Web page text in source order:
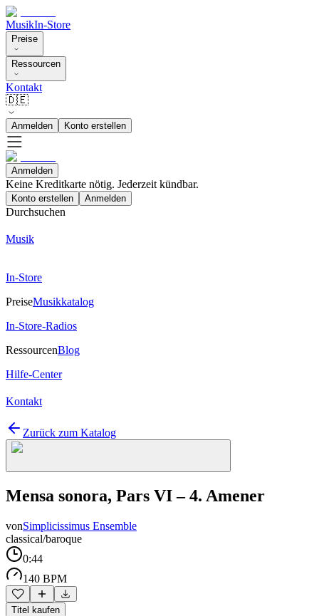
MusikIn-Store
Preise
Ressourcen
Kontakt
🇩🇪
Anmelden Konto erstellen
Anmelden
Keine Kreditkarte nötig. Jederzeit kündbar.
Konto erstellen Anmelden
Durchsuchen
Musik
In-Store
PreiseMusikkatalog
In-Store-Radios
RessourcenBlog
Hilfe-Center
Kontakt
Zurück zum Katalog
Mensa sonora, Pars VI – 4. Amener
vonSimplicissimus Ensemble
classical/baroque
0:44
140 BPM
Titel kaufen